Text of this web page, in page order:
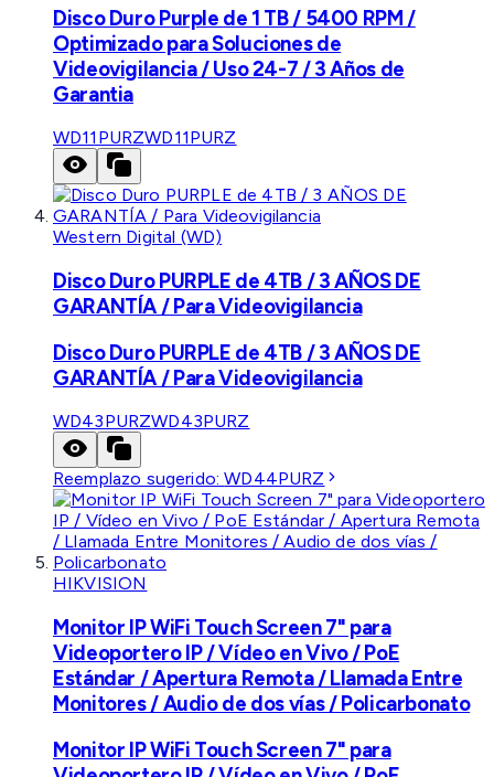
Disco Duro Purple de 1 TB / 5400 RPM /
Optimizado para Soluciones de
Videovigilancia / Uso 24-7 / 3 Años de
Garantia
WD11PURZWD11PURZ
Western Digital (WD)
Disco Duro PURPLE de 4TB / 3 AÑOS DE
GARANTÍA / Para Videovigilancia
Disco Duro PURPLE de 4TB / 3 AÑOS DE
GARANTÍA / Para Videovigilancia
WD43PURZWD43PURZ
Reemplazo sugerido:WD44PURZ
HIKVISION
Monitor IP WiFi Touch Screen 7" para
Videoportero IP / Vídeo en Vivo / PoE
Estándar / Apertura Remota / Llamada Entre
Monitores / Audio de dos vías / Policarbonato
Monitor IP WiFi Touch Screen 7" para